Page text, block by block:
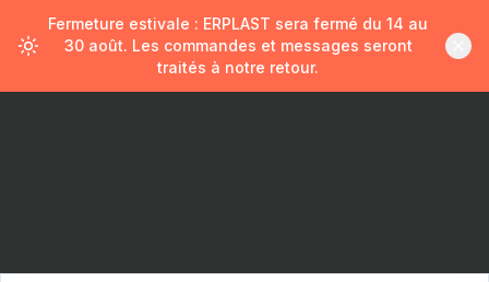
Fermeture estivale : ERPLAST sera fermé du 14 au
30 août. Les commandes et messages seront
traités à notre retour.